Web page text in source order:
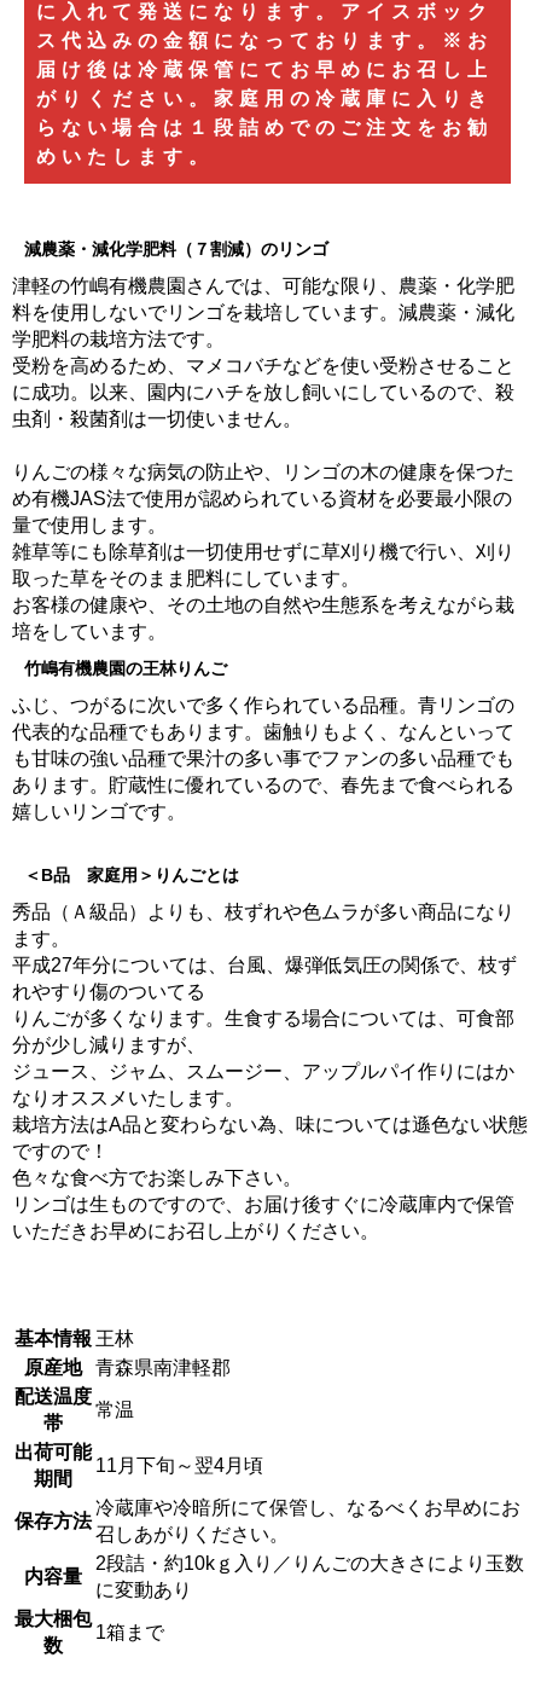
に入れて発送になります。アイスボック
ス代込みの金額になっております。※お
届け後は冷蔵保管にてお早めにお召し上
がりください。家庭用の冷蔵庫に入りき
らない場合は１段詰めでのご注文をお勧
めいたします。
減農薬・減化学肥料（７割減）のリンゴ
津軽の竹嶋有機農園さんでは、可能な限り、農薬・化学肥
料を使用しないでリンゴを栽培しています。減農薬・減化
学肥料の栽培方法です。
受粉を高めるため、マメコバチなどを使い受粉させること
に成功。以来、園内にハチを放し飼いにしているので、殺
虫剤・殺菌剤は一切使いません。
りんごの様々な病気の防止や、リンゴの木の健康を保つた
め有機JAS法で使用が認められている資材を必要最小限の
量で使用します。
雑草等にも除草剤は一切使用せずに草刈り機で行い、刈り
取った草をそのまま肥料にしています。
お客様の健康や、その土地の自然や生態系を考えながら栽
培をしています。
竹嶋有機農園の王林りんご
ふじ、つがるに次いで多く作られている品種。青リンゴの
代表的な品種でもあります。歯触りもよく、なんといって
も甘味の強い品種で果汁の多い事でファンの多い品種でも
あります。貯蔵性に優れているので、春先まで食べられる
嬉しいリンゴです。
＜B品 家庭用＞りんごとは
秀品（Ａ級品）よりも、枝ずれや色ムラが多い商品になり
ます。
平成27年分については、台風、爆弾低気圧の関係で、枝ず
れやすり傷のついてる
りんごが多くなります。生食する場合については、可食部
分が少し減りますが、
ジュース、ジャム、スムージー、アップルパイ作りにはか
なりオススメいたします。
栽培方法はA品と変わらない為、味については遜色ない状態
ですので！
色々な食べ方でお楽しみ下さい。
リンゴは生ものですので、お届け後すぐに冷蔵庫内で保管
いただきお早めにお召し上がりください。
基本情報 王林
原産地
青森県南津軽郡
配送温度
帯
常温
出荷可能
期間
11月下旬～翌4月頃
保存方法
冷蔵庫や冷暗所にて保管し、なるべくお早めにお
召しあがりください。
内容量
2段詰・約10kｇ入り／りんごの大きさにより玉数
に変動あり
最大梱包
数
1箱まで